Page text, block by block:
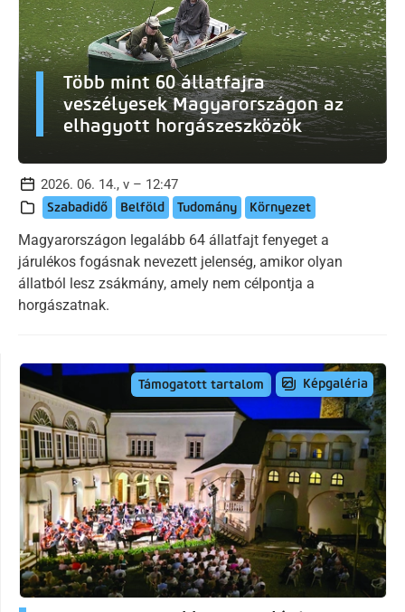
Több mint 60 állatfajra
veszélyesek Magyarországon az
elhagyott horgászeszközök
2026. 06. 14., v – 12:47
Szabadidő Belföld Tudomány Környezet
Magyarországon legalább 64 állatfajt fenyeget a
járulékos fogásnak nevezett jelenség, amikor olyan
állatból lesz zsákmány, amely nem célpontja a
horgászatnak.
Támogatott tartalom Képgaléria